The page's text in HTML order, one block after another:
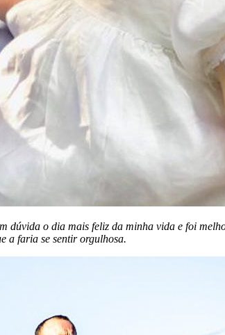
dúvida o dia mais feliz da minha vida e foi
a faria se sentir orgulhosa.